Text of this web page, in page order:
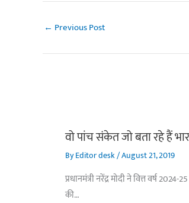
← Previous Post
वो पांच संकेत जो बता रहे हैं
ByEditor desk/August 21, 2019
प्रधानमंत्री नरेंद्र मोदी ने वित्त वर्ष
की…